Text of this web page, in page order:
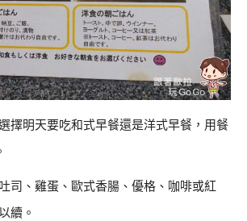
擇明天要吃和式早餐還是洋式早餐，用餐
司、雞蛋、歐式香腸、優格、咖啡或紅
續。